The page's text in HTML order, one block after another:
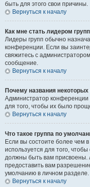
быть для этого свои причины.
Вернуться к началу
Как мне стать лидером
Лидеры групп обычно
конференции. Если вы
свяжитесь с
сообщение.
Вернуться к началу
Почему названия
Администратор конференции
для того, чтобы их было
Вернуться к началу
Что такое группа по
Если вы состоите более чем
используется для того,
должны быть вам
предоставить вам
умолчанию в личном разделе.
Вернуться к началу